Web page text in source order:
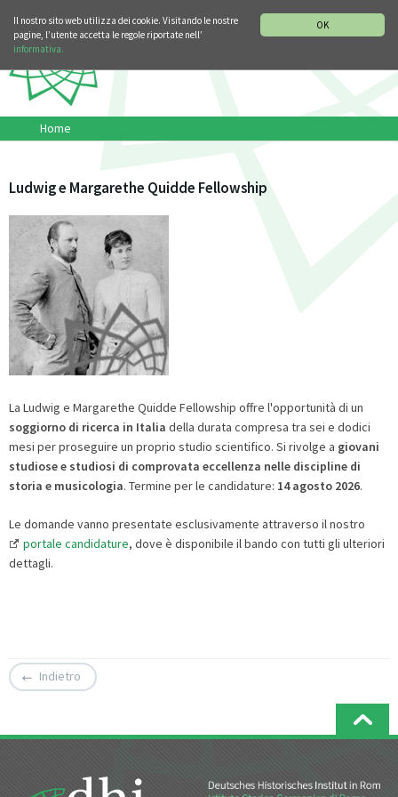
OK
Il nostro sito web utilizza dei cookie. Visitando le nostre
pagine, l’utente accetta le regole riportate nell’
informativa.
Home
Ludwig e Margarethe Quidde Fellowship
La Ludwig e Margarethe Quidde Fellowship offre l'opportunità di un
soggiorno di ricerca in Italia della durata compresa tra sei e dodici
mesi per proseguire un proprio studio scientifico. Si rivolge a giovani
studiose e studiosi di comprovata eccellenza nelle discipline di
storia e musicologia. Termine per le candidature: 14 agosto 2026.
Le domande vanno presentate esclusivamente attraverso il nostro
portale candidature, dove è disponibile il bando con tutti gli ulteriori
dettagli.
Indietro